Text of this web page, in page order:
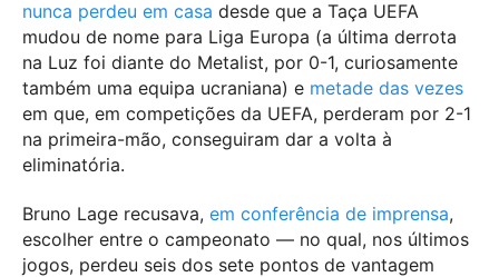
nunca perdeu em casa desde que a Taça UEFA
mudou de nome para Liga Europa (a última derrota
na Luz foi diante do Metalist, por 0-1, curiosamente
também uma equipa ucraniana) e metade das vezes
em que, em competições da UEFA, perderam por 2-1
na primeira-mão, conseguiram dar a volta à
eliminatória.
Bruno Lage recusava, em conferência de imprensa,
escolher entre o campeonato — no qual, nos últimos
jogos, perdeu seis dos sete pontos de vantagem